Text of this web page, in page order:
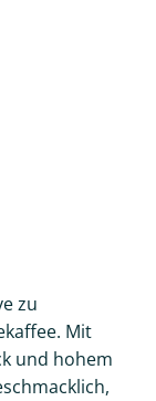
zu
Mit
und hohem